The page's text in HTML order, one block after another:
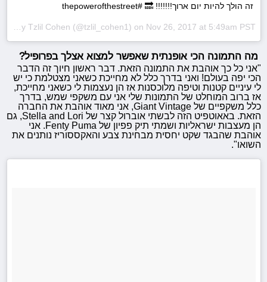
זה הולך להיות יום ארוך!!!!!!! 🔜 #thepowerofthestreet
Tzlil Cohen (@tzlil_cohen1) on Nov 26, 2017 at 5:49am PST
מה התמונה הכי אופנתית שאפשר למצוא אצלך בפרופיל?
"אני כל כך אוהבת את התמונה הזאת. דבר ראשון חיוך זה הדבר
הכי יפה בעולם! ואני בדרך כלל לא מחייכת כשאני מצטלמת כי יש
לי עיניים קטנות וטיפה מלוכסנות אז הן נעצמות לי כשאני מחייכת,
אז ברוב המוחלט של התמונות שלי אני עם משקפי שמש, בדרך
כלל משקפיים של Giant Vintage, אני מאוד אוהבת את החברה
הזאת. באאוטפיט הזה לבשתי אוברול קצר של Stella and Lori, גם
הן מעצבות ישראליות ושמתי תיק פפיון של Fenty Puma. אני
אוהבת שהבגד שקט יחסית מבחינת צבע והאקססוריז נותנים את
השואו".